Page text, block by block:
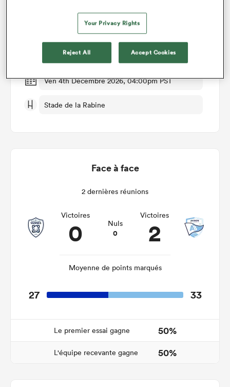
Vannes v Bayonne
Manche 11
Ven 4th Décembre 2026, 04:00pm PST
Stade de la Rabine
Face à face
2 dernières réunions
Victoires
0 Nuls
0
Victoires
2
Moyenne de points marqués
27 33
Le premier essai gagne 50%
L'équipe recevante gagne 50%
Your Privacy Rights
Reject All Accept Cookies